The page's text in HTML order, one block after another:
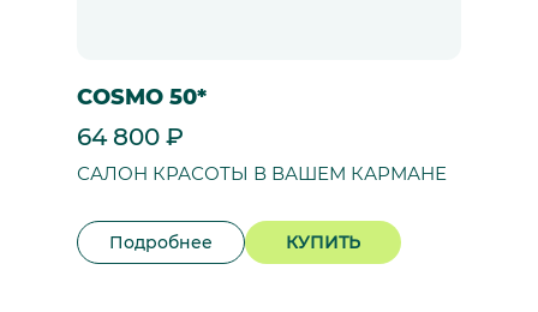
COSMO 50*
64 800 ₽
САЛОН КРАСОТЫ В ВАШЕМ КАРМАНЕ
Подробнее КУПИТЬ